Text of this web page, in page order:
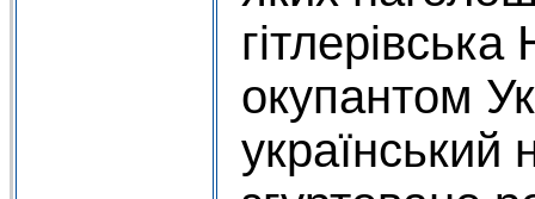
окупантом
український